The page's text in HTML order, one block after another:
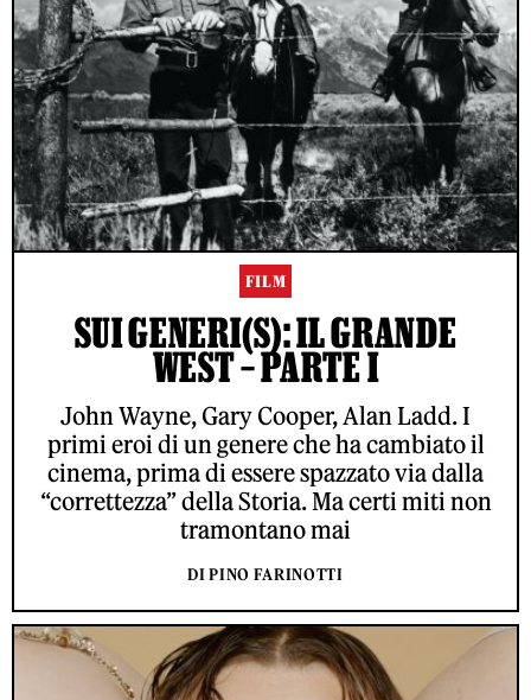
FILM
SUI GENERI(S): IL GRANDE
WEST – PARTE I
John Wayne, Gary Cooper, Alan Ladd. I
primi eroi di un genere che ha cambiato il
cinema, prima di essere spazzato via dalla
“correttezza” della Storia. Ma certi miti non
tramontano mai
DI PINO FARINOTTI